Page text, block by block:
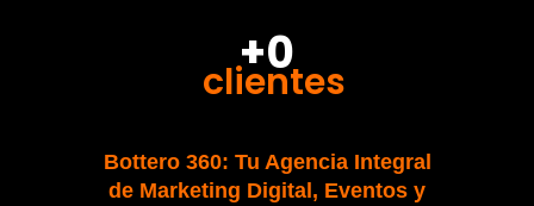
+0
clientes
Bottero 360: Tu Agencia Integral
de Marketing Digital, Eventos y